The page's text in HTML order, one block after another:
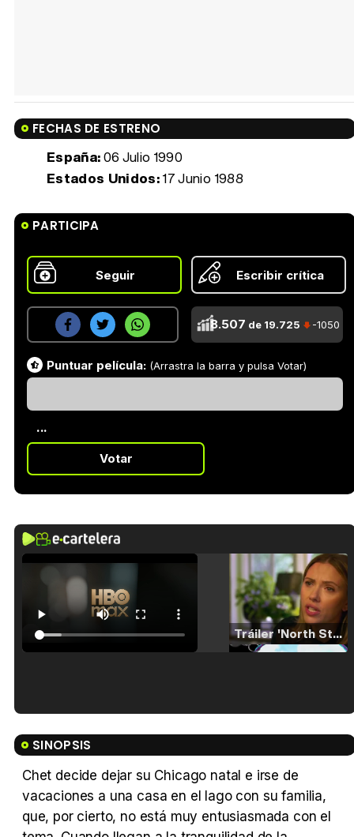
FECHAS DE ESTRENO
España:06 Julio 1990
Estados Unidos:17 Junio 1988
PARTICIPA
Seguir Escribir crítica
8.507 de 19.725 -1050
Puntuar película: (Arrastra la barra y pulsa Votar)
...
Votar
Tráiler 'North Star' (2023)
SINOPSIS
Chet decide dejar su Chicago natal e irse de
vacaciones a una casa en el lago con su familia,
que, por cierto, no está muy entusiasmada con el